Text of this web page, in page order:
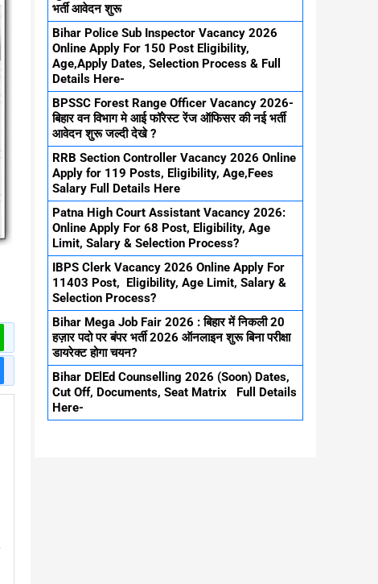
भर्ती आवेदन शुरू
Bihar Police Sub Inspector Vacancy 2026
Online Apply For 150 Post Eligibility,
Age,Apply Dates, Selection Process & Full
Details Here-
BPSSC Forest Range Officer Vacancy 2026-
बिहार वन विभाग मे आई फॉरेस्ट रेंज ऑफिसर की नई भर्ती
आवेदन शुरू जल्दी देखे ?
RRB Section Controller Vacancy 2026 Online
Apply for 119 Posts, Eligibility, Age,Fees
Salary Full Details Here
Patna High Court Assistant Vacancy 2026:
Online Apply For 68 Post, Eligibility, Age
Limit, Salary & Selection Process?
IBPS Clerk Vacancy 2026 Online Apply For
11403 Post, Eligibility, Age Limit, Salary &
Selection Process?
Bihar Mega Job Fair 2026 : बिहार में निकली 20
हज़ार पदो पर बंपर भर्ती 2026 ऑनलाइन शुरू बिना परीक्षा
डायरेक्ट होगा चयन?
Bihar DElEd Counselling 2026 (Soon) Dates,
Cut Off, Documents, Seat Matrix Full Details
Here-